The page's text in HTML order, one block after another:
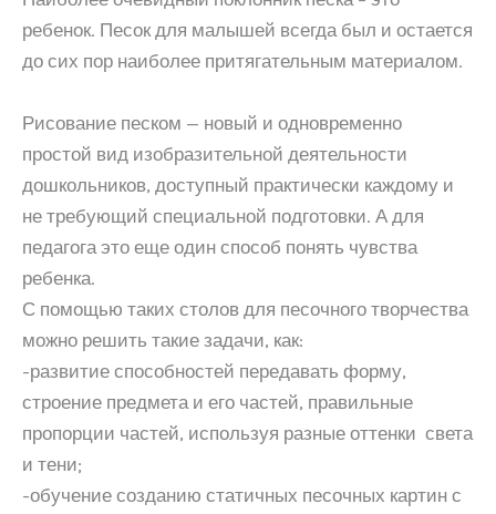
ребенок. Песок для малышей всегда был и остается
до сих пор наиболее притягательным материалом.
Рисование песком — новый и одновременно
простой вид изобразительной деятельности
дошкольников, доступный практически каждому и
не требующий специальной подготовки. А для
педагога это еще один способ понять чувства
ребенка.
С помощью таких столов для песочного творчества
можно решить такие задачи, как:
-развитие способностей передавать форму,
строение предмета и его частей, правильные
пропорции частей, используя разные оттенки света
и тени;
-обучение созданию статичных песочных картин с